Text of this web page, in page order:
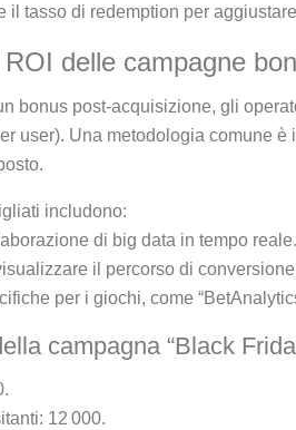
il tasso di redemption per
delle campagne
bonus post‑acquisizione, gli
user). Una metodologia comune
includono:
di big data in tempo reale.
il percorso di
per i giochi, come
campagna “Black
12 000.